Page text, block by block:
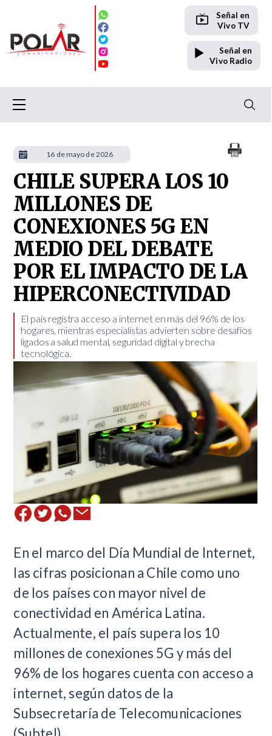
Señal en
Vivo TV
Señal en
Vivo Radio
CHILE SUPERA LOS 10
MILLONES DE
CONEXIONES 5G EN
MEDIO DEL DEBATE
POR EL IMPACTO DE LA
HIPERCONECTIVIDAD
​El país registra acceso a internet en más del 96% de los
hogares, mientras especialistas advierten sobre desafíos
ligados a salud mental, seguridad digital y brecha
tecnológica.
En el marco del Día Mundial de Internet,
las cifras posicionan a Chile como uno
de los países con mayor nivel de
conectividad en América Latina.
Actualmente, el país supera los 10
millones de conexiones 5G y más del
96% de los hogares cuenta con acceso a
internet, según datos de la
Subsecretaría de Telecomunicaciones
16 de mayo de 2026